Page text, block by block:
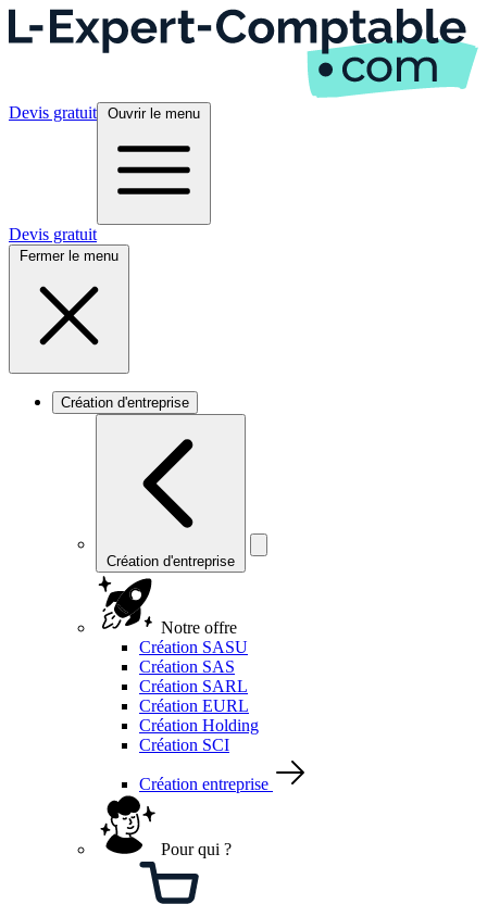
Devis gratuit Ouvrir le menu
Devis gratuit
Fermer le menu
Création d'entreprise
Création d'entreprise
Notre offre
Création SASU
Création SAS
Création SARL
Création EURL
Création Holding
Création SCI
Création entreprise
Pour qui ?